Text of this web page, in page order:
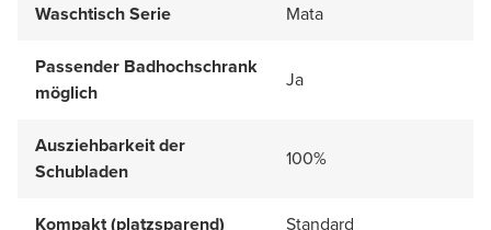
Waschtisch Serie
Mata
Passender Badhochschrank
möglich
Ja
Ausziehbarkeit der
Schubladen
100%
Kompakt (platzsparend) Standard